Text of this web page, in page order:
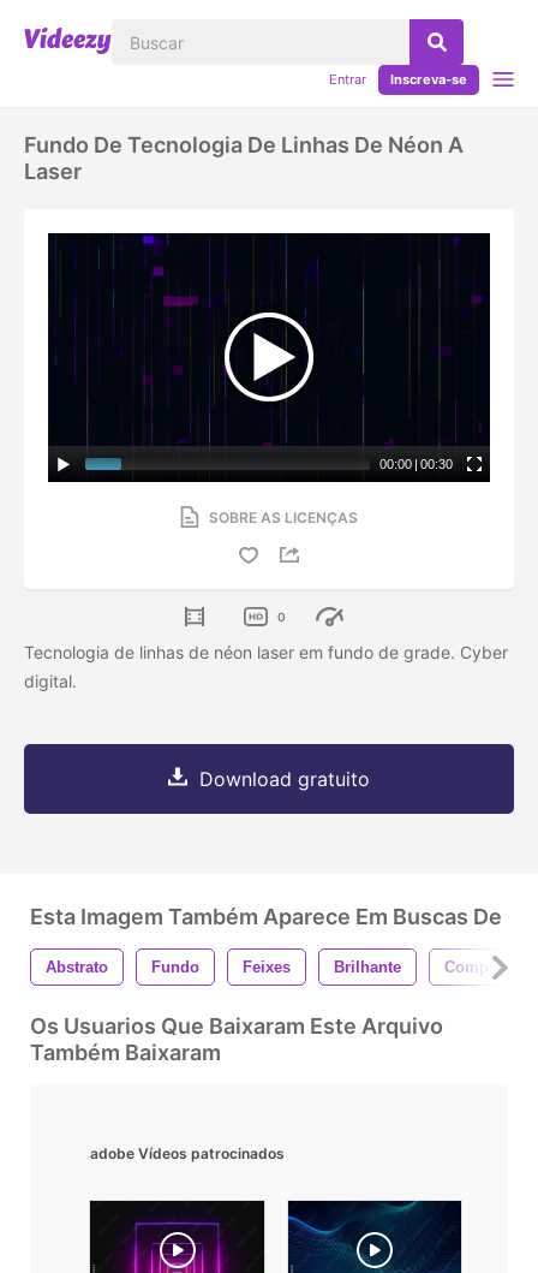
Entrar Inscreva-se
Fundo De Tecnologia De Linhas De Néon A
Laser
00:00 | 00:30
SOBRE AS LICENÇAS
0
Tecnologia de linhas de néon laser em fundo de grade. Cyber
digital.
Download gratuito
Esta Imagem Também Aparece Em Buscas De
Abstrato Fundo Feixes Brilhante Computador
Os Usuarios Que Baixaram Este Arquivo
Também Baixaram
adobe Vídeos patrocinados